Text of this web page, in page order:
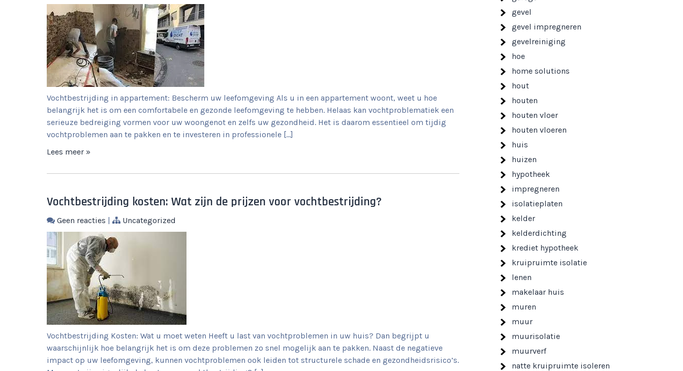
Vochtbestrijding in appartement: Bescherm uw leefomgeving Als u in een appartement woont, weet u hoe
belangrijk het is om een comfortabele en gezonde leefomgeving te hebben. Helaas kan vochtproblematiek een
serieuze bedreiging vormen voor uw woongenot en zelfs uw gezondheid. Het is daarom essentieel om tijdig
vochtproblemen aan te pakken en te investeren in professionele […]
Lees meer »
Vochtbestrijding kosten: Wat zijn de prijzen voor vochtbestrijding?
Geen reacties | Uncategorized
Vochtbestrijding Kosten: Wat u moet weten Heeft u last van vochtproblemen in uw huis? Dan begrijpt u
waarschijnlijk hoe belangrijk het is om deze problemen zo snel mogelijk aan te pakken. Naast de negatieve
impact op uw leefomgeving, kunnen vochtproblemen ook leiden tot structurele schade en gezondheidsrisico’s.
gevel
gevel impregneren
gevelreiniging
hoe
home solutions
hout
houten
houten vloer
houten vloeren
huis
huizen
hypotheek
impregneren
isolatieplaten
kelder
kelderdichting
krediet hypotheek
kruipruimte isolatie
lenen
makelaar huis
muren
muur
muurisolatie
muurverf
natte kruipruimte isoleren